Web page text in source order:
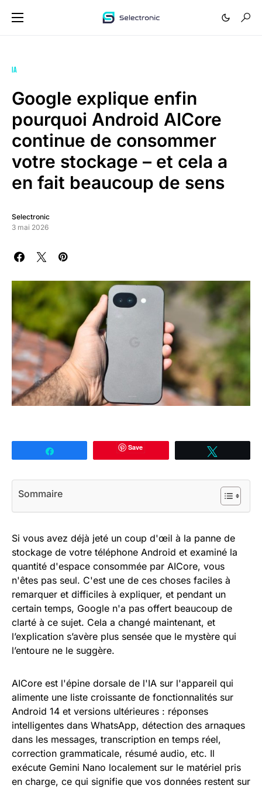
IA
Google explique enfin
pourquoi Android AICore
continue de consommer
votre stockage – et cela a
en fait beaucoup de sens
Selectronic
3 mai 2026
Save
Sommaire
Si vous avez déjà jeté un coup d'œil à la panne de
stockage de votre téléphone Android et examiné la
quantité d'espace consommée par AICore, vous
n'êtes pas seul. C'est une de ces choses faciles à
remarquer et difficiles à expliquer, et pendant un
certain temps, Google n'a pas offert beaucoup de
clarté à ce sujet. Cela a changé maintenant, et
l’explication s’avère plus sensée que le mystère qui
l’entoure ne le suggère.
AICore est l'épine dorsale de l'IA sur l'appareil qui
alimente une liste croissante de fonctionnalités sur
Android 14 et versions ultérieures : réponses
intelligentes dans WhatsApp, détection des arnaques
dans les messages, transcription en temps réel,
correction grammaticale, résumé audio, etc. Il
exécute Gemini Nano localement sur le matériel pris
en charge, ce qui signifie que vos données restent sur